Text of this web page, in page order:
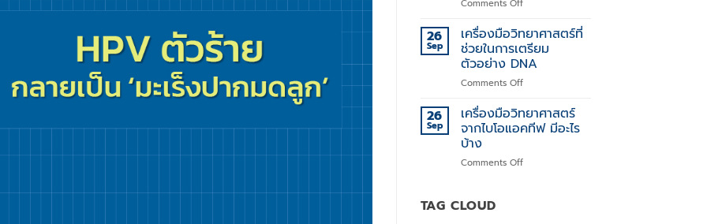
Microarray
คุณภาพ
ราคา
ถูก
Comments Off
Genome
จึง
ได้
รับ
ความ
อย่าง
มาก
ใน
?
26
Sep
เครื่องมือวิทยาศาสตร์ที่
ช่วยในการเตรียม
ตัวอย่าง DNA
Comments Offon
มือ
วิทยาศาสตร์
ที่
ใน
26
Sep
เครื่องมือวิทยาศาสตร์
จากไบโอแอคทีฟ มีอะไร
บ้าง
Comments Offon
TAG CLOUD